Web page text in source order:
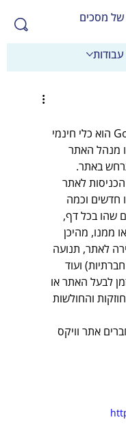
מסכים
גוגל אנליטיקס Google Analytics הוא כלי חינמי
מנהל האתר
באתר.
לאתר
חדשים וכמה
שהו בכל דף,
ממנו, מהיכן
לאתר, תנועה
ועוד
לבעל האתר או
והחולשות
אתר וויקס